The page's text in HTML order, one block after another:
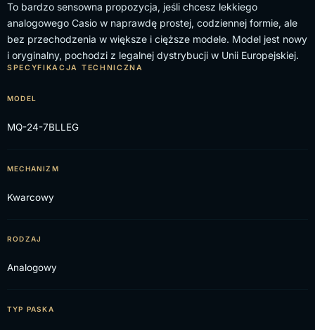
To bardzo sensowna propozycja, jeśli chcesz lekkiego
analogowego Casio w naprawdę prostej, codziennej formie, ale
bez przechodzenia w większe i cięższe modele. Model jest nowy
i oryginalny, pochodzi z legalnej dystrybucji w Unii Europejskiej.
SPECYFIKACJA TECHNICZNA
MODEL
MQ-24-7BLLEG
MECHANIZM
Kwarcowy
RODZAJ
Analogowy
TYP PASKA